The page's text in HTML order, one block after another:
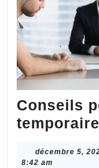
Conseils
temporaire
décembre 5,
8:42 am